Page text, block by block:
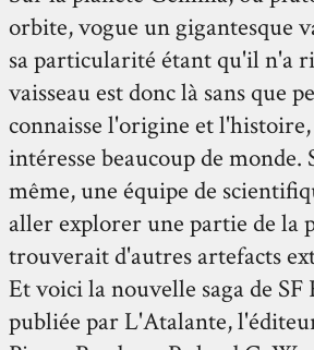
orbite, vogue un gigantesque
sa particularité étant qu'il n'a
vaisseau est donc là sans que
connaisse l'origine et
intéresse beaucoup de monde.
même, une équipe de
aller explorer une partie de la
trouverait d'autres artefacts
Et voici la nouvelle saga de SF
publiée par L'Atalante,